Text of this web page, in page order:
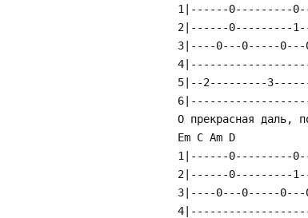
1|------0---------
2|------0---------
3|----0---0-----
5|--2---------
О прекрасная даль,
Em C Am D
1|------0---------
2|------0---------
3|----0---0-----